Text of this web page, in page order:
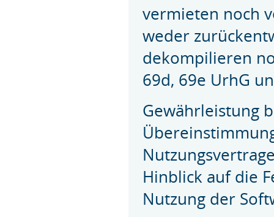
vermieten noch
weder
dekompilieren
69d, 69e UrhG
Gewährleistung
Hinblick auf die
Nutzung der